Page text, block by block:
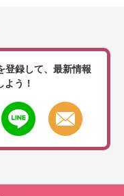
録して、 最新情報
よう！